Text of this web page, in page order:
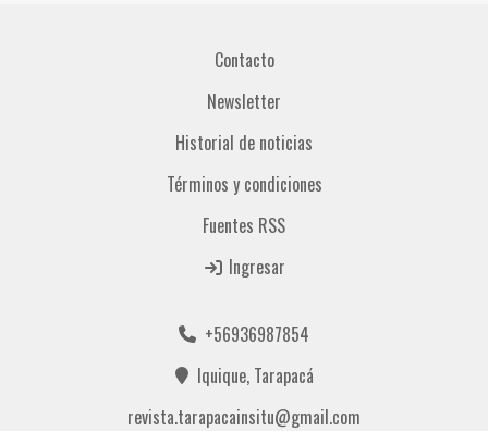
Contacto
Newsletter
Historial de noticias
Términos y condiciones
Fuentes RSS
Ingresar
+56936987854
Iquique, Tarapacá
revista.tarapacainsitu@gmail.com